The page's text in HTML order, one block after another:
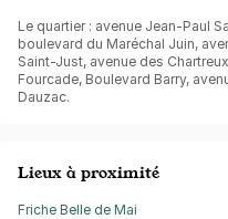
Le quartier : avenue Jean-Paul
boulevard du Maréchal Juin,
Saint-Just, avenue des
Fourcade, Boulevard Barry,
Dauzac.
Lieux à proximité
Friche Belle de Mai